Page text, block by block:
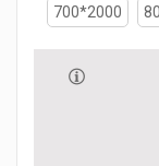
700*2000